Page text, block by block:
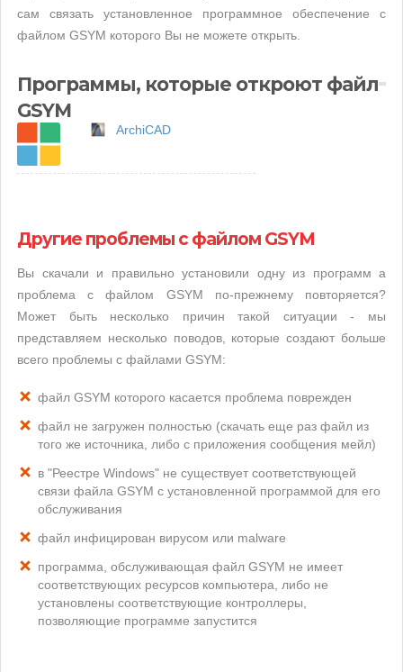
сам связать установленное программное обеспечение с
файлом GSYM которого Вы не можете открыть.
Программы, которые откроют файл
GSYM
ArchiCAD
Другие проблемы с файлом GSYM
Вы скачали и правильно установили одну из программ а
проблема с файлом GSYM по-прежнему повторяется?
Может быть несколько причин такой ситуации - мы
представляем несколько поводов, которые создают больше
всего проблемы с файлами GSYM:
файл GSYM которого касается проблема поврежден
файл не загружен полностью (скачать еще раз файл из
того же источника, либо с приложения сообщения мейл)
в "Реестре Windows" не существует соответствующей
связи файла GSYM с установленной программой для его
обслуживания
файл инфицирован вирусом или malware
программа, обслуживающая файл GSYM не имеет
соответствующих ресурсов компьютера, либо не
установлены соответствующие контроллеры,
позволяющие программе запустится